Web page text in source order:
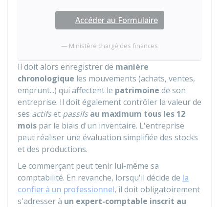
Accéder au Formulaire
Ministère chargé des finances
Il doit alors enregistrer de manière
chronologique les mouvements (achats, ventes,
emprunt...) qui affectent le patrimoine de son
entreprise. Il doit également contrôler la valeur de
ses actifset passifs au maximum tous les 12
mois par le biais d'un inventaire. L'entreprise
peut réaliser une évaluation simplifiée des stocks
et des productions.
Le commerçant peut tenir lui-même sa
comptabilité. En revanche, lorsqu'il décide de la
confier à un professionnel, il doit obligatoirement
s'adresser à un expert-comptable inscrit au